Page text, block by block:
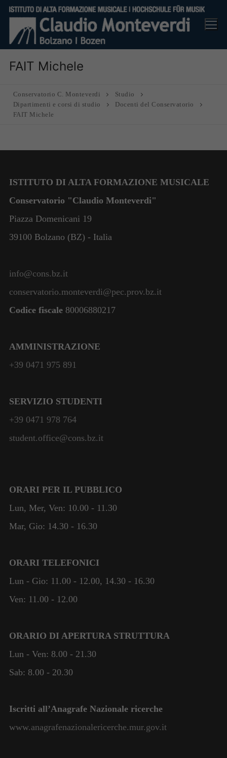
Vai
contenuto
FAIT Michele
Conservatorio C. Monteverdi
Studio
Dipartimenti e corsi di studio
Docenti del Conservatorio
FAIT Michele
ISTITUTO DI ALTA FORMAZIONE MUSICALE
Conservatorio "Claudio Monteverdi"
Piazza Domenicani 19
39100 Bolzano (BZ) - Italia
info@cons.bz.it
conservatorio.monteverdi@pec.prov.bz.it
Codice fiscale 80006880217
AMMINISTRAZIONE
+39 0471 975 891
SERVIZIO STUDENTI
+39 0471 978 764
student.office@cons.bz.it
ORARI PER IL PUBBLICO
Lun, Mer, Ven: 10.00 - 11.30
Mar, Gio: 14.30 - 16.30
ORARI TELEFONICI
Lun - Gio: 11.00 - 12.00, 14.30 - 16.30
Ven: 11.00 - 12.00
ORARIO DI APERTURA STRUTTURA
Lun - Ven: 8.00 - 21.30
Sab: 8.00 - 20.30
Iscritti all’Anagrafe Nazionale ricerche
www.anagrafenazionalericerche.mur.gov.it